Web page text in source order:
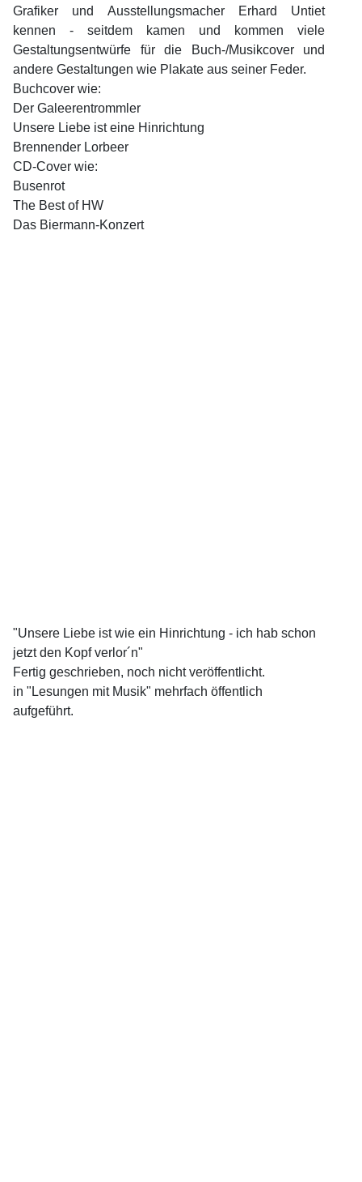
Grafiker und Ausstellungsmacher Erhard Untiet
kennen - seitdem kamen und kommen viele
Gestaltungsentwürfe für die Buch-/Musikcover und
andere Gestaltungen wie Plakate aus seiner Feder.
Buchcover wie:
Der Galeerentrommler
Unsere Liebe ist eine Hinrichtung
Brennender Lorbeer
CD-Cover wie:
Busenrot
The Best of HW
Das Biermann-Konzert
"Unsere Liebe ist wie ein Hinrichtung - ich hab schon
jetzt den Kopf verlor´n"
Fertig geschrieben, noch nicht veröffentlicht.
in "Lesungen mit Musik" mehrfach öffentlich
aufgeführt.